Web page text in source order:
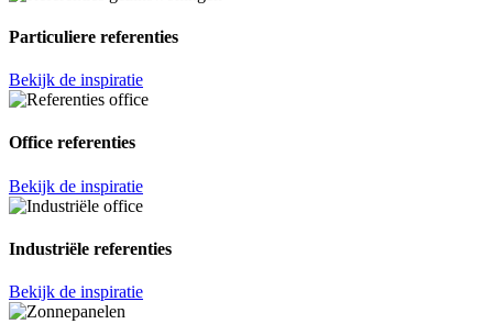
Particuliere referenties
Bekijk de inspiratie
Office referenties
Bekijk de inspiratie
Industriële referenties
Bekijk de inspiratie